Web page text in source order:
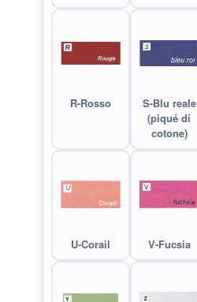
R-Rosso
S-Blu reale
(piqué di
cotone)
U-Corail V-Fucsia